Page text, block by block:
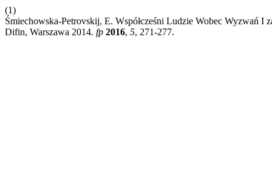
(1)
Śmiechowska-Petrovskij, E. Współcześni Ludzie Wobec Wyzwań
Difin, Warszawa 2014. fp 2016, 5, 271-277.